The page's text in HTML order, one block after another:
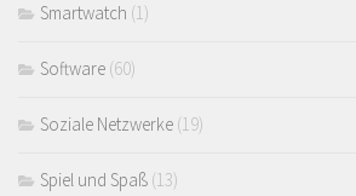
Smartwatch (1)
Software (60)
Soziale Netzwerke (19)
Spiel und Spaß (13)